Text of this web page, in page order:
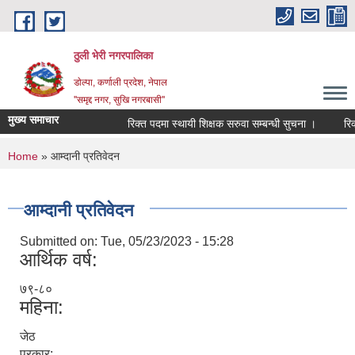
Skip to main content
ठुली भेरी नगरपालिका
डाेल्पा, कर्णाली प्रदेश, नेपाल
''समृद्द नगर, सुखि नगरबासी''
मुख्य समाचार रिक्त पदमा स्थायी शिक्षक सरुवा सम्बन्धी सुचना ।
You are here
Home » आम्दानी प्रतिवेदन
आम्दानी प्रतिवेदन
Submitted on: Tue, 05/23/2023 - 15:28
आर्थिक वर्ष:
७९-८०
महिना:
जेठ